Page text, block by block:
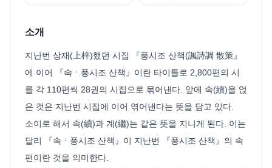
소개
지난번 상재(上梓)했던 시집 『풍시조 산책(諷詩調 散策』
에 이어 『속ㆍ풍시조 산책』이란 타이틀로 2,800편의 시
를 각 110편씩 28권의 시집으로 묶어낸다. 앞에 속(續)을 얹
은 것은 지난번 시집에 이어 엮어낸다는 뜻을 담고 있다.
소이로 해서 속(續)과 계(繼)는 같은 뜻을 지니게 된다. 이는
달리 『속ㆍ풍시조 산책』이 지난번 『풍시조 산책』의 속
편이란 것을 의미한다.